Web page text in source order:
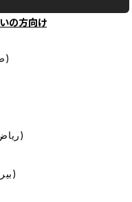
の方向け
レーベル：Sono Cairo (صوت القاهرة)
作曲：Riad Al Sunbaty (رياض السنباطي)
作詞：Bayram al-Tunisi (بيرم التونسي)